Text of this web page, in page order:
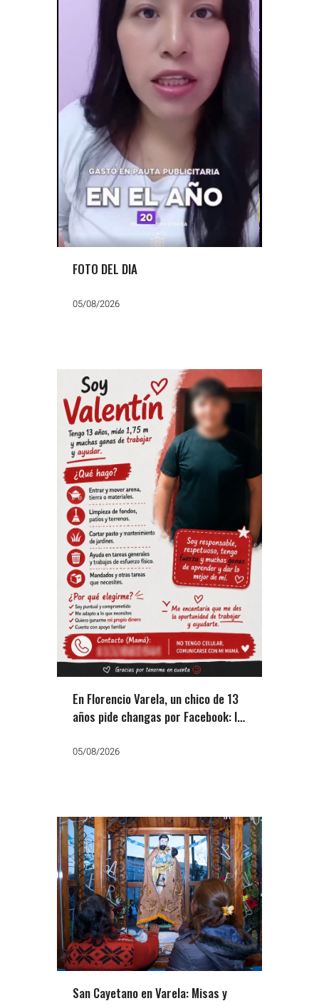
FOTO DEL DIA
05/08/2026
En Florencio Varela, un chico de 13
años pide changas por Facebook: la
05/08/2026
San Cayetano en Varela: Misas y